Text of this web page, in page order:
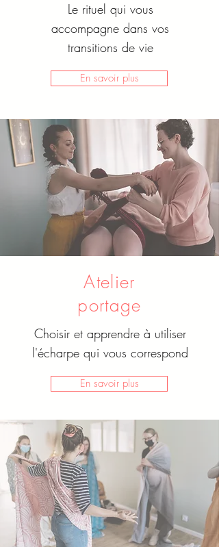
Le rituel qui vous
accompagne dans vos
transitions de vie
En savoir plus
Atelier
portage
Choisir et apprendre à utiliser
l'écharpe qui vous correspond
En savoir plus